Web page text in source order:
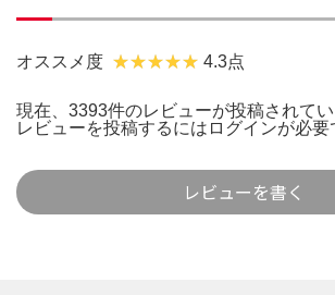
オススメ度 4.3点
現在、3393件のレビューが投稿されてい
レビューを投稿するには ログインが必要
レビューを書く